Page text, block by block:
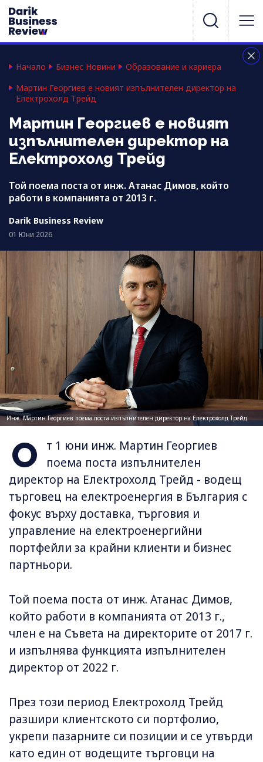
Начало Бизнес Новини
Образование и кариера
Мартин Георгиев е новият изпълнителен директор на
Електрохолд Трейд
Мартин Георгиев е новият
изпълнителен директор на
Електрохолд Трейд
Той поема поста от инж. Атанас Димов, който
работи в компанията от 2013 г.
Darik Business Review
01 Юни 2026
Инж. Мартин Георгиев поема поста изпълнителен директор на Електрохолд Трейд
О
т 1 юни инж. Мартин Георгиев
поема поста изпълнителен
директор на Електрохолд Трейд - водещ
търговец на електроенергия в България с
фокус върху доставка, търговия и
управление на електроенергийни
портфейли за крайни клиенти и бизнес
партньори.
Той поема поста от инж. Атанас Димов,
който работи в компанията от 2013 г.,
член е на Съвета на директорите от 2017 г.
и изпълнява функцията изпълнителен
директор от 2022 г.
През този период Електрохолд Трейд
разшири клиентското си портфолио,
укрепи пазарните си позиции и се утвърди
като един от водещите търговци на